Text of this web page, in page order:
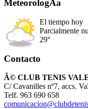
MeteorologÃ­a
El tiempo hoy
Parcialmente
29°
Contacto
Â© CLUB TENIS
C/ Cavanilles nº7, accs.
Telf. 963 690 658